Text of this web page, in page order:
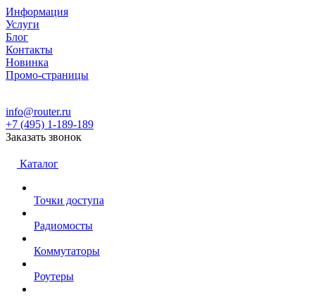
Информация
Услуги
Блог
Контакты
Новинка
Промо-страницы
info@router.ru
+7 (495) 1-189-189
Заказать звонок
Каталог
Точки доступа
Радиомосты
Коммутаторы
Роутеры